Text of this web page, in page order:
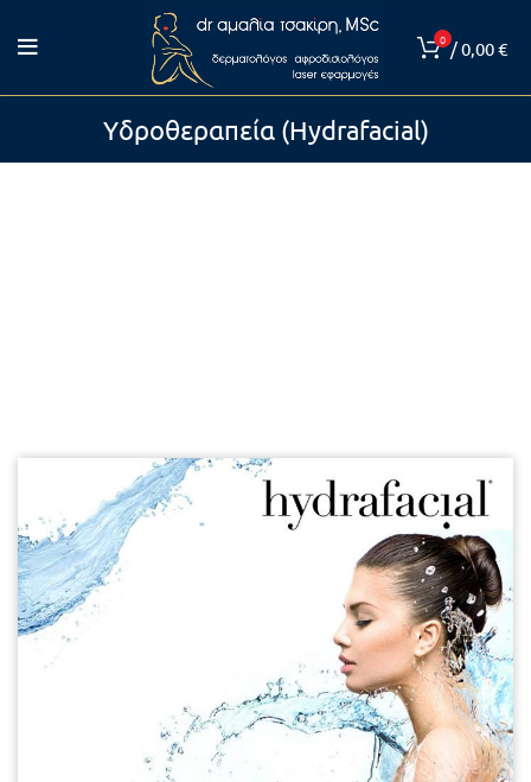
0 /0,00€
Υδροθεραπεία (Hydrafacial)